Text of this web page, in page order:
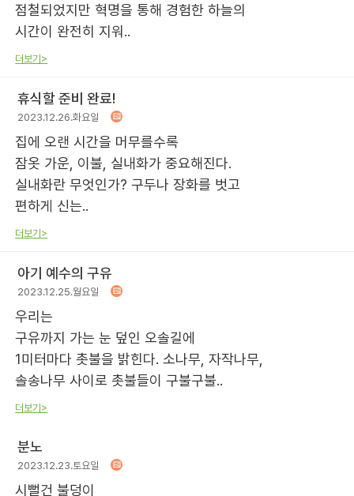
점철되었지만 혁명을 통해 경험한 하늘의
시간이 완전히 지워..
더보기>
휴식할 준비 완료!
2023.12.26.화요일
집에 오랜 시간을 머무를수록
잠옷 가운, 이불, 실내화가 중요해진다.
실내화란 무엇인가? 구두나 장화를 벗고
편하게 신는..
더보기>
아기 예수의 구유
2023.12.25.월요일
우리는
구유까지 가는 눈 덮인 오솔길에
1미터마다 촛불을 밝힌다. 소나무, 자작나무,
솔송나무 사이로 촛불들이 구불구불..
더보기>
분노
2023.12.23.토요일
시뻘건 불덩이